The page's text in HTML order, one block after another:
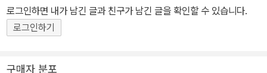
겠습니다. 이런 생각도 해보게 됩니다. 무한함이란 우리 마음으로만
다가갈 수 있는 우주적 장엄함의 느낌이 아닐까라고요. 《나의 무한
대》는 말로도 숫자로도 설명하기 어려운 무한대 개념을 우리의 마음
로그인하면 내가 남긴 글과 친구가 남긴 글을 확인할 수 있습니다.
로그인하기
구매자 분포